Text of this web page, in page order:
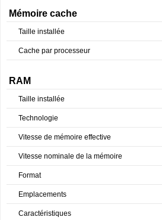
Mémoire cache
Taille installée
Cache par processeur
RAM
Taille installée
Technologie
Vitesse de mémoire effective
Vitesse nominale de la mémoire
Format
Emplacements
Caractéristiques